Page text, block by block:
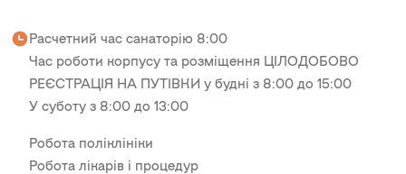
Расчетний час санаторію 8:00
Час роботи корпусу та розміщення ЦІЛОДОБОВО
РЕЄСТРАЦІЯ НА ПУТІВКИ у будні з 8:00 до 15:00
У суботу з 8:00 до 13:00
Робота поліклініки
Робота лікарів і процедур